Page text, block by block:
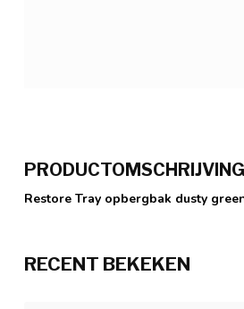
PRODUCTOMSCHRIJVING
Restore Tray opbergbak dusty
RECENT BEKEKEN